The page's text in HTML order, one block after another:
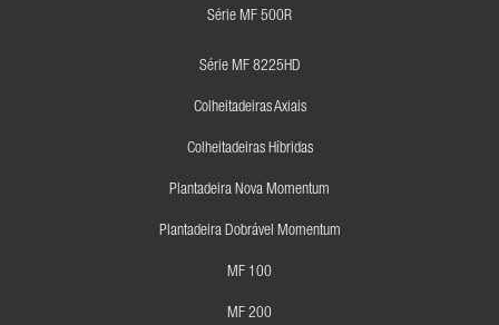
Série MF 500R
Série MF 8225HD
Colheitadeiras Axiais
Colheitadeiras Híbridas
Plantadeira Nova Momentum
Plantadeira Dobrável Momentum
MF 100
MF 200